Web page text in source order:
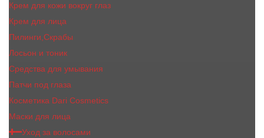
Крем для кожи вокруг глаз
Крем для лица
Пилинги,Скрабы
Лосьон и тоник
Средства для умывания
Патчи под глаза
Косметика Dari Cosmetics
Маски для лица
Уход за волосами